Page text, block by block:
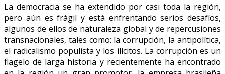
La democracia se ha extendido por casi toda la región,
pero aún es frágil y está enfrentando serios desafíos,
algunos de ellos de naturaleza global y de repercusiones
transnacionales, tales como: la corrupción, la antipolítica,
el radicalismo populista y los ilícitos. La corrupción es un
flagelo de larga historia y recientemente ha encontrado